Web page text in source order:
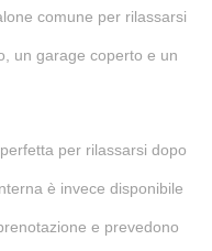
comune per rilassarsi
un garage coperto e un
per rilassarsi dopo
è invece disponibile
e prevedono